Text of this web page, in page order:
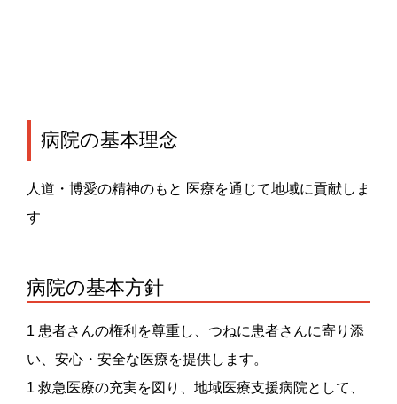
病院の基本理念
人道・博愛の精神のもと 医療を通じて地域に貢献しま
す
病院の基本方針
1 患者さんの権利を尊重し、つねに患者さんに寄り添
い、安心・安全な医療を提供します。
1 救急医療の充実を図り、地域医療支援病院として、